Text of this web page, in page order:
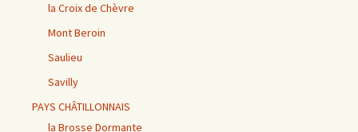
la Croix de Chèvre
Mont Beroin
Saulieu
Savilly
PAYS CHÂTILLONNAIS
la Brosse Dormante